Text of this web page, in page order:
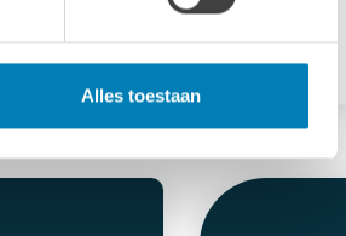
Alles toestaan
4.903,00